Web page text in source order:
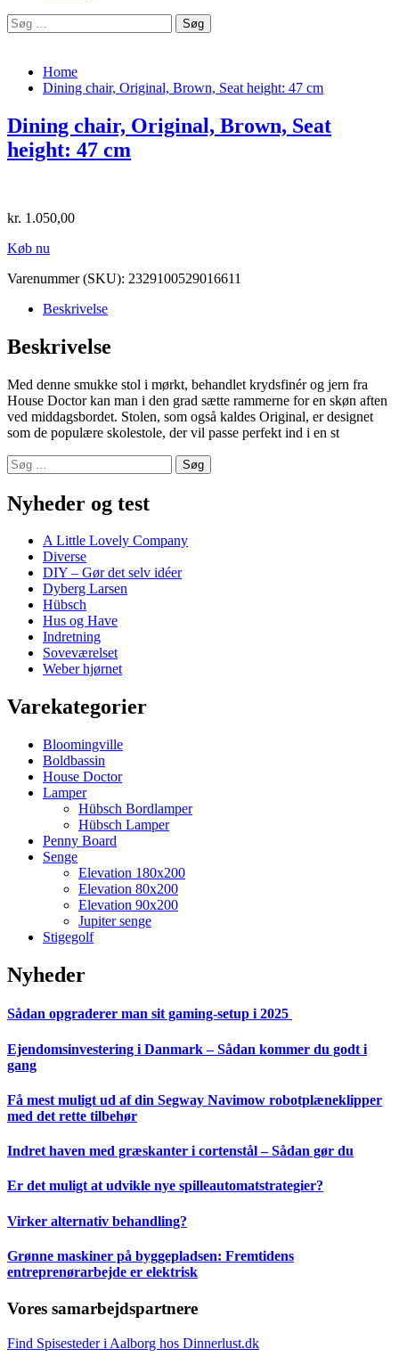
Søg
efter:
Home
Dining chair, Original, Brown, Seat height: 47 cm
Dining chair, Original, Brown, Seat
height: 47 cm
kr. 1.050,00
Køb nu
Varenummer (SKU): 2329100529016611
Beskrivelse
Beskrivelse
Med denne smukke stol i mørkt, behandlet krydsfinér og jern fra
House Doctor kan man i den grad sætte rammerne for en skøn aften
ved middagsbordet. Stolen, som også kaldes Original, er designet
som de populære skolestole, der vil passe perfekt ind i en st
Søg
efter:
Nyheder og test
A Little Lovely Company
Diverse
DIY – Gør det selv idéer
Dyberg Larsen
Hübsch
Hus og Have
Indretning
Soveværelset
Weber hjørnet
Varekategorier
Bloomingville
Boldbassin
House Doctor
Lamper
Hübsch Bordlamper
Hübsch Lamper
Penny Board
Senge
Elevation 180x200
Elevation 80x200
Elevation 90x200
Jupiter senge
Stigegolf
Nyheder
Sådan opgraderer man sit gaming-setup i 2025
Ejendomsinvestering i Danmark – Sådan kommer du godt i
gang
Få mest muligt ud af din Segway Navimow robotplæneklipper
med det rette tilbehør
Indret haven med græskanter i cortenstål – Sådan gør du
Er det muligt at udvikle nye spilleautomatstrategier?
Virker alternativ behandling?
Grønne maskiner på byggepladsen: Fremtidens
entreprenørarbejde er elektrisk
Vores samarbejdspartnere
Find Spisesteder i Aalborg hos Dinnerlust.dk